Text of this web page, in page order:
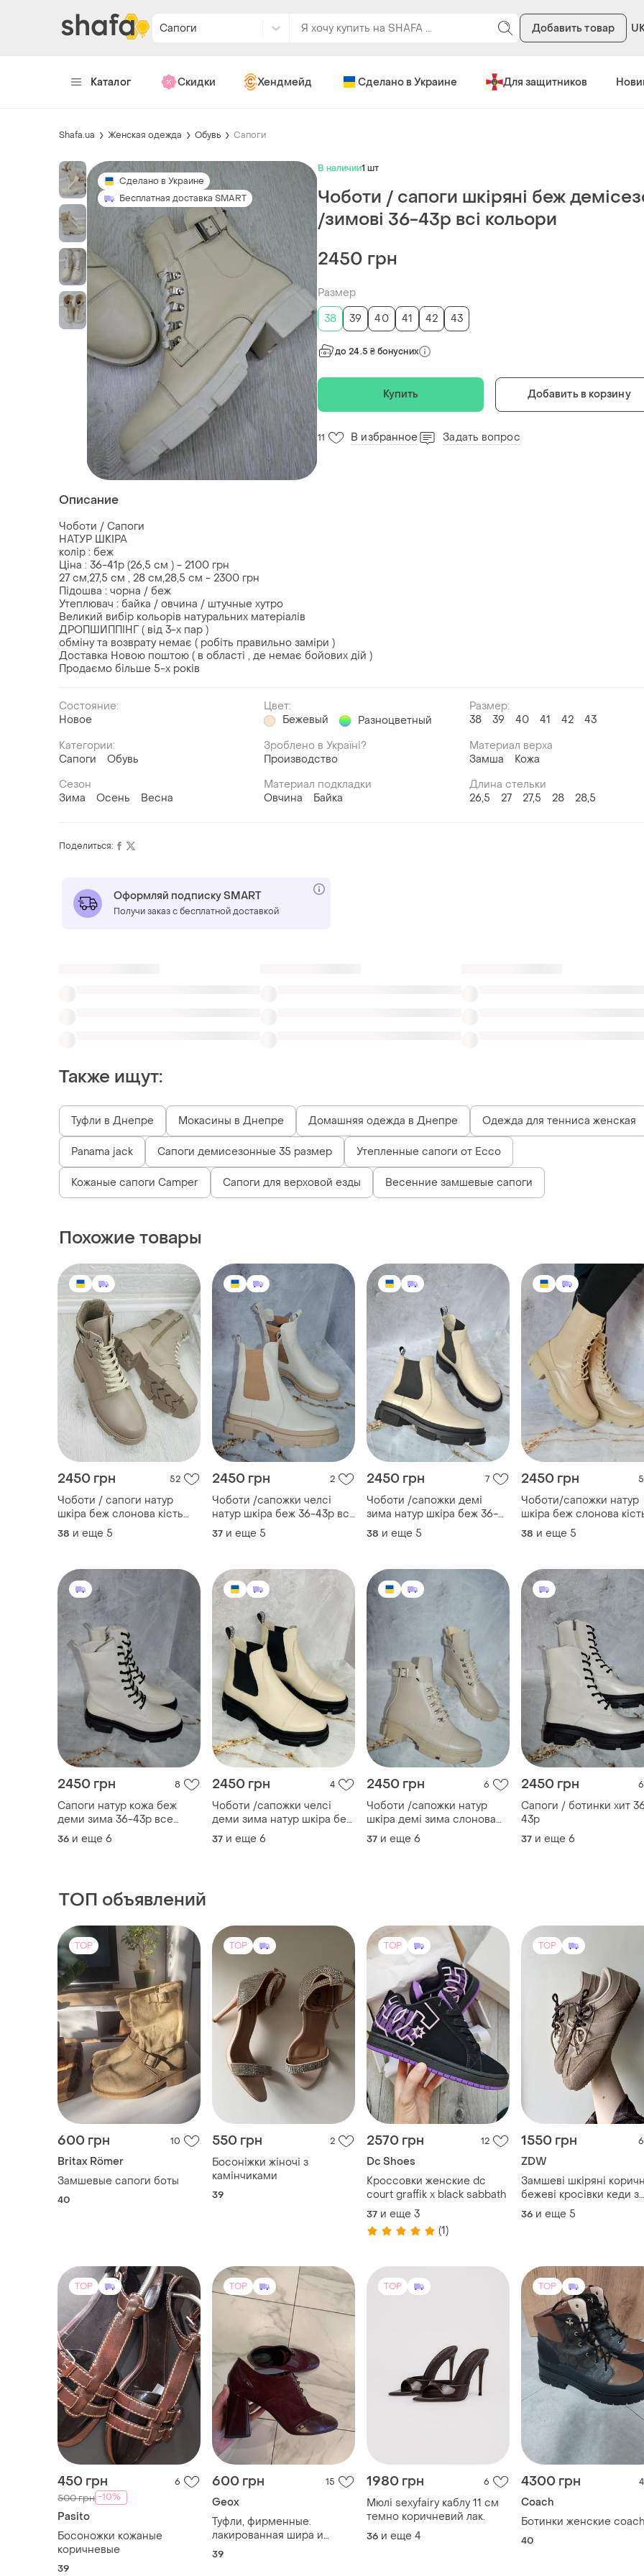
Сапоги Добавить товар
Каталог Скидки Хендмейд Сделано в Украине Для защитников
Shafa.ua Женская одежда Обувь Сапоги
Сделано в Украине
Бесплатная доставка SMART
В наличии1 шт
Чоботи / сапоги шкіряні беж
/зимові 36-43р всі кольори
2450 грн
Размер
38
39 40 41 42 43
до 24.5 ₴ бонусних
Купить Добавить в корзину
11 В избранное Задать вопрос
Описание
Чоботи / Сапоги
НАТУР ШКІРА
колір : беж
Ціна : 36-41р (26,5 см ) - 2100 грн
27 см,27,5 см , 28 см,28,5 см - 2300 грн
Підошва : чорна / беж
Утеплювач : байка / овчина / штучные хутро
Великий вибір кольорів натуральних матеріалів
ДРОПШИППІНГ ( від 3-х пар )
обміну та возврату немає ( робіть правильно заміри )
Доставка Новою поштою ( в області , де немає бойових дій )
Продаємо більше 5-х років
Состояние:
Новое
Цвет:
Бежевый
Разноцветный
Размер:
38
39 40 41 42
43
Категории:
Сапоги
Обувь
Зроблено в Україні?
Производство
Материал верха
Замша
Кожа
Сезон
Зима
Осень Весна
Материал подкладки
Овчина
Байка
Длина стельки
26,5
27 27,5 28 28,5
Поделиться:
Оформляй подписку SMART
Получи заказ с бесплатной доставкой
Также ищут:
Туфли в Днепре Мокасины в Днепре Домашняя одежда в Днепре Одежда для тенниса женская
Panama jack Сапоги демисезонные 35 размер Утепленные сапоги от Ecco
Кожаные сапоги Camper Сапоги для верховой езды Весенние замшевые сапоги
Похожие товары
2450 грн 52
Чоботи / сапоги натур
шкіра беж слонова кість
36-43р всі кольори
демисезон зима
38 и еще 5
2450 грн 2
Чоботи /сапожки челсі
натур шкіра беж 36-43р всі
кольори
37 и еще 5
2450 грн 7
Чоботи /сапожки демі
зима натур шкіра беж 36-
43р всі кольори
38 и еще 5
2450 грн 5
Чоботи/сапожки натур
шкіра беж слонова
36-43р всі кольори
38 и еще 5
2450 грн 8
Сапоги натур кожа беж
деми зима 36-43р все
цвета
36 и еще 6
2450 грн 4
Чоботи /сапожки челсі
деми зима натур шкіра беж
36-43р всі кольори
індивідуальний пошив
37 и еще 6
2450 грн 6
Чоботи /сапожки натур
шкіра демі зима слонова
кість 36-43р всі кольори
37 и еще 6
2450 грн 6
Сапоги / ботинки хит
43р
37 и еще 6
ТОП объявлений
TOP
600 грн 10
Britax Römer
Замшевые сапоги боты
40
TOP
550 грн 2
Босоніжки жіночі з
камінчиками
39
TOP
2570 грн 12
Dc Shoes
Кроссовки женские dc
court graffik x black sabbath
37 и еще 3
(1)
TOP
1550 грн 6
ZDW
Замшеві шкіряні
бежеві кросівки кеди з
подвійною шнурівкою у
вінтажному ретро стилі
36 и еще 5
TOP
450 грн 6
500 грн -10%
Pasito
Босоножки кожаные
коричневые
39
TOP
600 грн 15
Geox
Туфли, фирменные.
лакированная шира и
замш.
39
TOP
1980 грн 6
Мюлі sexyfairy каблу 11 см
темно коричневий лак.
36 и еще 4
TOP
4300 грн 4
Coach
Ботинки женские coach
40